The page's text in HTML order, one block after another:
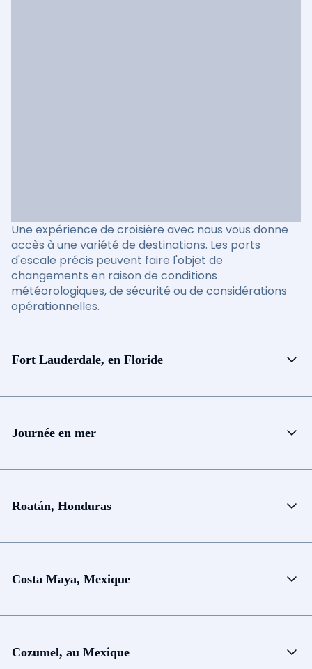
Une expérience de croisière avec nous vous donne
accès à une variété de destinations. Les ports
d'escale précis peuvent faire l'objet de
changements en raison de conditions
météorologiques, de sécurité ou de considérations
opérationnelles.
Fort Lauderdale, en Floride
Journée en mer
Roatán, Honduras
Costa Maya, Mexique
Cozumel, au Mexique